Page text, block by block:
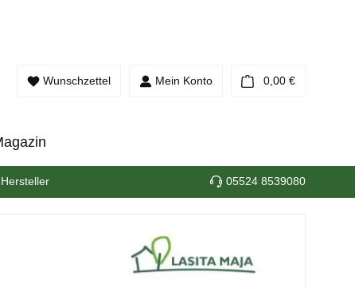
Wunschzettel Mein Konto 0,00 €Warenkorb
05524 8539080